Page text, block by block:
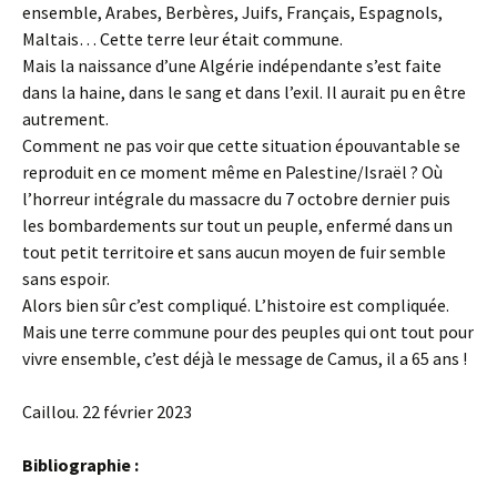
ensemble, Arabes, Berbères, Juifs, Français, Espagnols,
Maltais… Cette terre leur était commune.
Mais la naissance d’une Algérie indépendante s’est faite
dans la haine, dans le sang et dans l’exil. Il aurait pu en être
autrement.
Comment ne pas voir que cette situation épouvantable se
reproduit en ce moment même en Palestine/Israël ? Où
l’horreur intégrale du massacre du 7 octobre dernier puis
les bombardements sur tout un peuple, enfermé dans un
tout petit territoire et sans aucun moyen de fuir semble
sans espoir.
Alors bien sûr c’est compliqué. L’histoire est compliquée.
Mais une terre commune pour des peuples qui ont tout pour
vivre ensemble, c’est déjà le message de Camus, il a 65 ans !
Caillou. 22 février 2023
Bibliographie :